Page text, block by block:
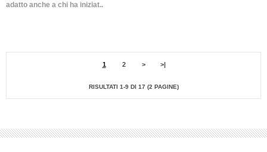
adatto anche a chi ha iniziat..
1 2 > >|
RISULTATI 1-9 DI 17 (2 PAGINE)